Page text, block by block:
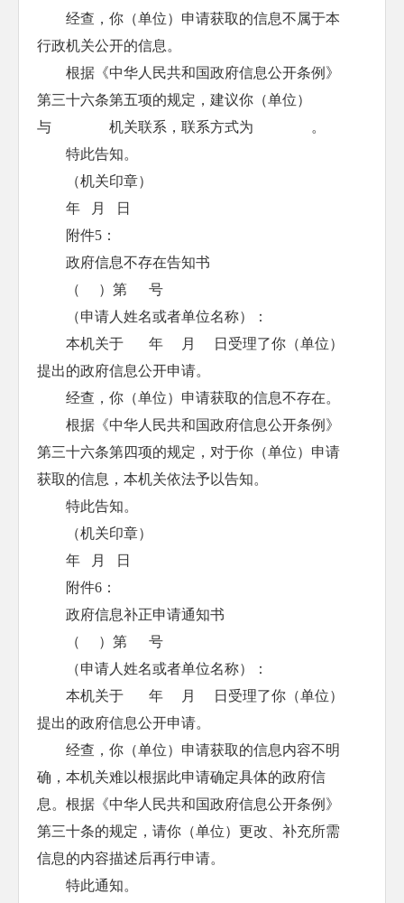
经查，你（单位）申请获取的信息不属于本
行政机关公开的信息。
根据《中华人民共和国政府信息公开条例》
第三十六条第五项的规定，建议你（单位）
与 机关联系，联系方式为 。
特此告知。
（机关印章）
年 月 日
附件5：
政府信息不存在告知书
（ ）第 号
（申请人姓名或者单位名称）：
本机关于 年 月 日受理了你（单位）
提出的政府信息公开申请。
经查，你（单位）申请获取的信息不存在。
根据《中华人民共和国政府信息公开条例》
第三十六条第四项的规定，对于你（单位）申请
获取的信息，本机关依法予以告知。
特此告知。
（机关印章）
年 月 日
附件6：
政府信息补正申请通知书
（ ）第 号
（申请人姓名或者单位名称）：
本机关于 年 月 日受理了你（单位）
提出的政府信息公开申请。
经查，你（单位）申请获取的信息内容不明
确，本机关难以根据此申请确定具体的政府信
息。根据《中华人民共和国政府信息公开条例》
第三十条的规定，请你（单位）更改、补充所需
信息的内容描述后再行申请。
特此通知。